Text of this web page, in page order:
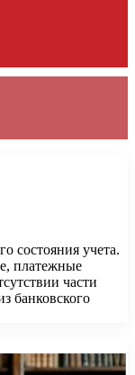
состояния учета.
платежные
части
банковского